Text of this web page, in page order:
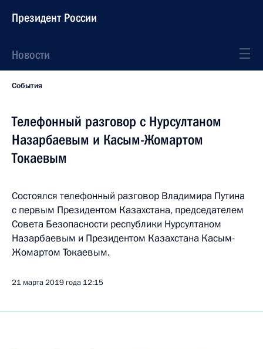
Президент России
Новости
События
Телефонный разговор с Нурсултаном
Назарбаевым и Касым-Жомартом
Токаевым
Состоялся телефонный разговор Владимира Путина
с первым Президентом Казахстана, председателем
Совета Безопасности республики Нурсултаном
Назарбаевым и Президентом Казахстана Касым-
Жомартом Токаевым.
21 марта 2019 года 12:15